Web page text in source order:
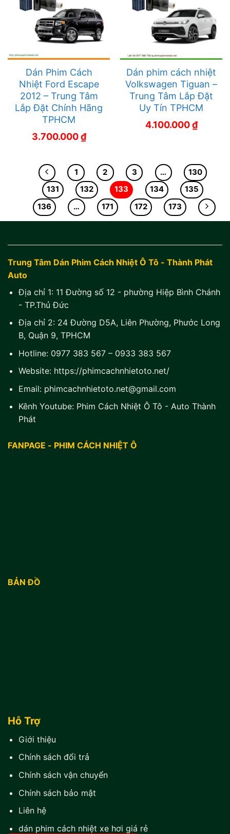
Dán Phim Cách
Nhiệt Ford Escape
2012 – Trung Tâm
Lắp Đặt Chính Hãng
TPHCM
3.700.000₫
Dán phim cách nhiệt
Volkswagen Tiguan –
Trung Tâm Lắp Đặt
Uy Tín TPHCM
4.100.000₫
1 2 3 …
130
131
132 133 134
135
136
… 171 172 173
Trung Tâm Dán Phim Cách Nhiệt Ô Tô - Thành Phát
Auto
Địa chỉ 1: 11 Đường số 12 - phường Hiệp Bình Chánh
- TP.Thủ Đức
Địa chỉ 2: 24 Đường D5A, Liên Phường, Phước Long
B, Quận 9, TPHCM
Hotline: 0977 383 567– 0933 383 567
Website: https://phimcachnhietoto.net/
Email: phimcachnhietoto.net@gmail.com
Kênh Youtube: Phim Cách Nhiệt Ô Tô - Auto Thành
Phát
FANPAGE - PHIM CÁCH NHIỆT Ô
BẢN ĐỒ
Hỗ Trợ
Giới thiệu
Chính sách đổi trả
Chính sách vận chuyển
Chính sách bảo mật
Liên hệ
dán phim cách nhiệt xe hơi giá rẻ